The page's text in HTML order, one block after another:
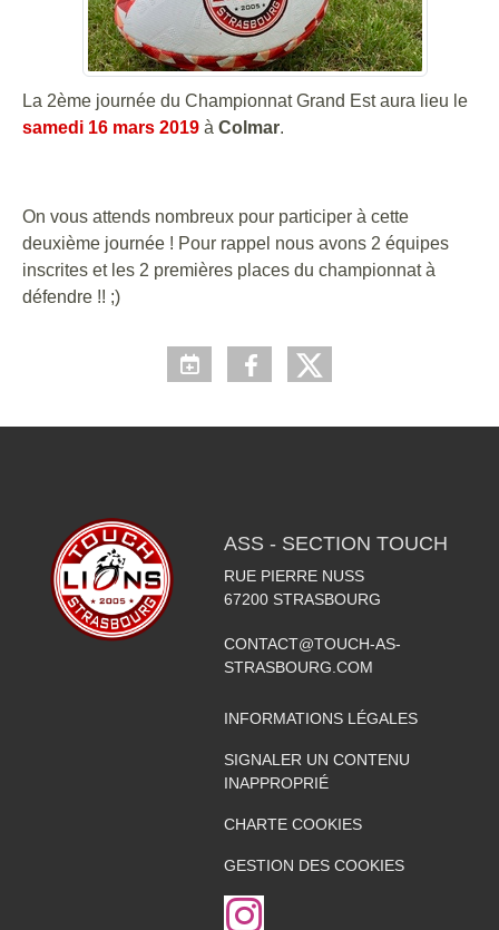
La 2ème journée du Championnat Grand Est aura lieu le
samedi 16 mars 2019 à Colmar.
On vous attends nombreux pour participer à cette
deuxième journée ! Pour rappel nous avons 2 équipes
inscrites et les 2 premières places du championnat à
défendre !! ;)
ASS - SECTION TOUCH
RUE PIERRE NUSS
67200 STRASBOURG
CONTACT@TOUCH-AS-
STRASBOURG.COM
INFORMATIONS LÉGALES
SIGNALER UN CONTENU
INAPPROPRIÉ
CHARTE COOKIES
GESTION DES COOKIES